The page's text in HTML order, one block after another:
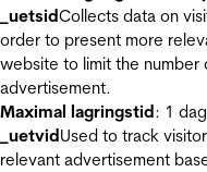
_uetsidCollects data on
order to present more
website to limit the number
advertisement.
Maximal lagringstid: 1 dag
_uetvidUsed to track
relevant advertisement